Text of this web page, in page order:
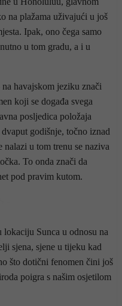
na plažama uživajući u još
Ipak, ono čega samo
u tom gradu, a i u
havajskom jeziku znači
koji se događa svega
posljedica položaja
godišnje, točno iznad
nalazi u tom trenu se naziva
To onda znači da
pod pravim kutom.
Sunca u odnosu na
sjena, sjene u tijeku kad
što dotični fenomen čini još
poigra s našim osjetilom